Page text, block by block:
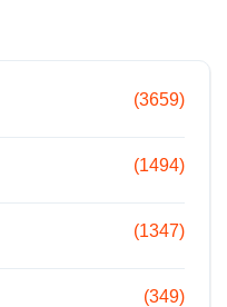
(3659)
(1494)
(1347)
(349)